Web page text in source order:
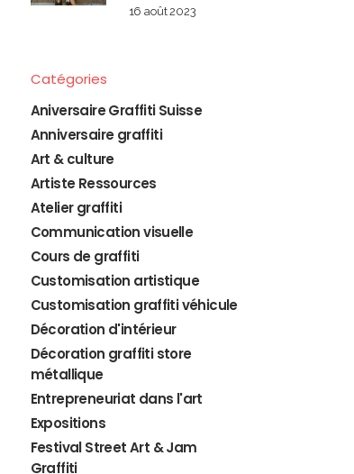
16 août 2023
Catégories
Aniversaire Graffiti Suisse
Anniversaire graffiti
Art & culture
Artiste Ressources
Atelier graffiti
Communication visuelle
Cours de graffiti
Customisation artistique
Customisation graffiti véhicule
Décoration d'intérieur
Décoration graffiti store
métallique
Entrepreneuriat dans l'art
Expositions
Festival Street Art & Jam
Graffiti